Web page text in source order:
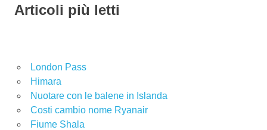
Articoli più letti
London Pass
Himara
Nuotare con le balene in Islanda
Costi cambio nome Ryanair
Fiume Shala